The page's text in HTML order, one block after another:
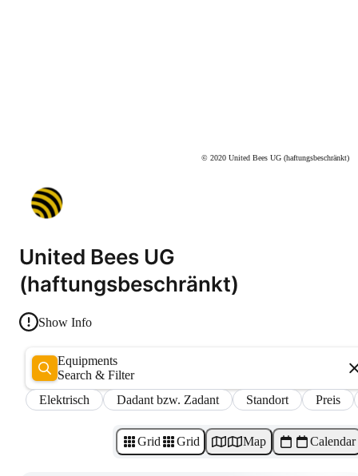
© 2020 United Bees UG (haftungsbeschränkt)
United Bees UG
(haftungsbeschränkt)
Show Info
Equipments
Search & Filter
Elektrisch
Dadant bzw. Zadant Standort Preis
Grid Grid Map Calendar